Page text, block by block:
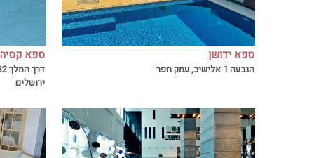
ספא ידושן מזמין אתכם לחווית ספא פסטורלית
ושקטה שאין כמותה יחד עם עיסוים מקצועים
ספא ידושן
הגבעה 1 אלישיב, עמק חפר
ספא קסיה
דופן
ספא
ירושלים